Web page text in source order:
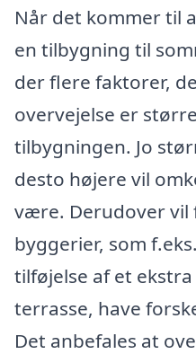
Når det kommer til
en tilbygning til
der flere faktorer,
overvejelse er
tilbygningen. Jo
desto højere vil
være. Derudover vil
byggerier, som
tilføjelse af et
terrasse, have
Det anbefales at